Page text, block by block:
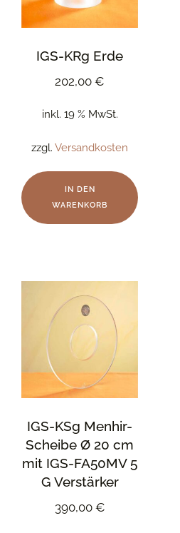
IGS-KRg Erde
202,00 €
inkl. 19 % MwSt.
zzgl. Versandkosten
IN DEN
WARENKORB
IGS-KSg Menhir-
Scheibe Ø 20 cm
mit IGS-FA50MV 5
G Verstärker
390,00 €